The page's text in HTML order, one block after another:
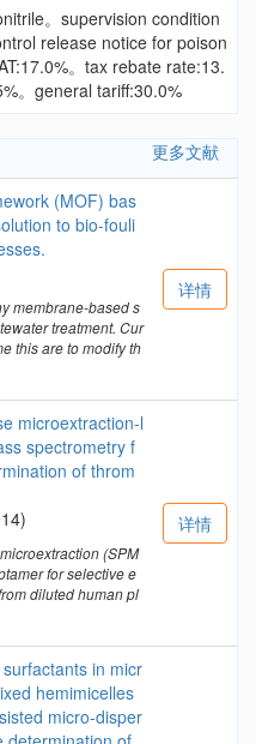
。supervision condition
release notice for poison
。tax rebate rate:13.
。general tariff:30.0%
更多文献
(MOF) bas
to bio-fouli
membrane-based s
treatment. Cur
this are to modify th
详情
microextraction-l
spectrometry f
of throm
(SPM
for selective e
diluted human pl
详情
in micr
hemimicelles
micro-disper